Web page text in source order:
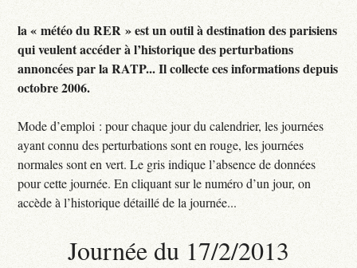
la « météo du RER » est un outil à destination des parisiens
qui veulent accéder à l’historique des perturbations
annoncées par la RATP... Il collecte ces informations depuis
octobre 2006.
Mode d’emploi : pour chaque jour du calendrier, les journées
ayant connu des perturbations sont en rouge, les journées
normales sont en vert. Le gris indique l’absence de données
pour cette journée. En cliquant sur le numéro d’un jour, on
accède à l’historique détaillé de la journée...
Journée du 17/2/2013